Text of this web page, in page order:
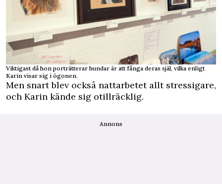
Viktigast då hon porträtterar hundar är att fånga deras själ, vilka enligt
Karin visar sig i ögonen.
Men snart blev också nattarbetet allt stressigare,
och Karin kände sig otillräcklig.
Annons